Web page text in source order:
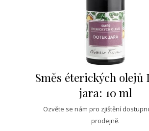
Směs éterických olejů
jara: 10 ml
Ozvěte se nám pro zjištění
prodejně.